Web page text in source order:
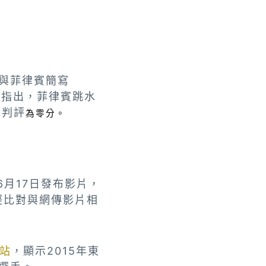
菲律賓簡寫
出，菲律賓跳水
評為零分。
17日發布影片，
對與網傳影片相
， 顯示2015年東